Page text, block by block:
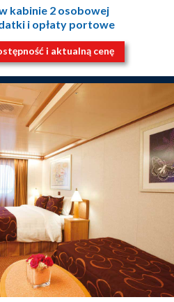
kabinie 2 osobowej
i opłaty portowe
i aktualną cenę